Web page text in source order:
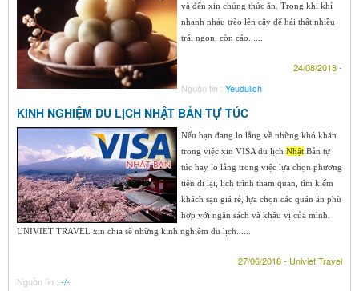
và đến xin chúng thức ăn. Trong khi khỉ
nhanh nhảu trèo lên cây để hái thật nhiều
trái ngon, còn cáo......
24/08/2018 -
Nguồn tin : Yeudulich
KINH NGHIỆM DU LỊCH NHẬT BẢN TỰ TÚC
Nếu bạn đang lo lắng về những khó khăn
trong việc xin VISA du lịch Nhật Bản tự
túc hay lo lắng trong việc lựa chọn phương
tiện đi lại, lịch trình tham quan, tìm kiếm
khách sạn giá rẻ, lựa chọn các quán ăn phù
hợp với ngân sách và khẩu vị của mình.
UNIVIET TRAVEL xin chia sẽ những kinh nghiêm du lịch......
27/06/2018 - Univiet Travel
Nguồn tin : -/-